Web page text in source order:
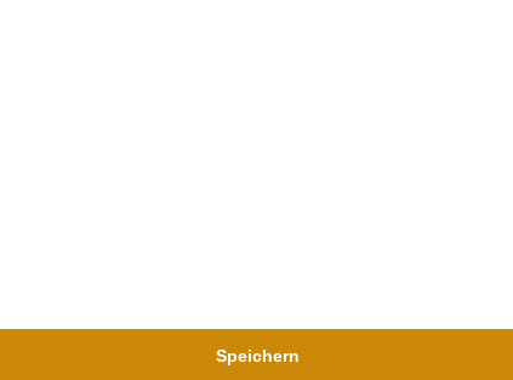
Speichern